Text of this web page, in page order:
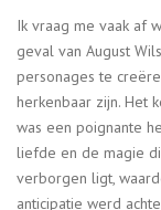
Ik vraag me vaak af
geval van August
personages te
herkenbaar zijn. Het
was een poignante
liefde en de magie
verborgen ligt,
anticipatie werd